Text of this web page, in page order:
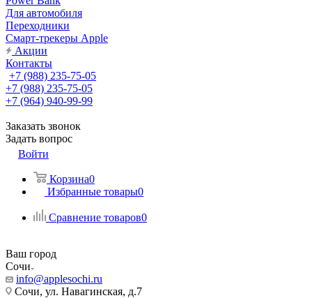
Для автомобиля
Переходники
Смарт-трекеры Apple
Акции
Контакты
+7 (988) 235-75-05
+7 (988) 235-75-05
+7 (964) 940-99-99
Заказать звонок
Задать вопрос
Войти
Корзина0
Избранные товары0
Сравнение товаров0
Ваш город
Сочи
info@applesochi.ru
Сочи, ул. Навагинская, д.7